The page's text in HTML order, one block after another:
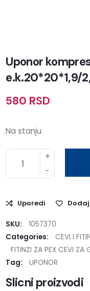
Uponor
e.k.20*20*1,9/
580 RSD
Na stanju
Uporedi
SKU:
1057370
Categories:
CEVI I
FITINZI ZA PEX CEVI ZA
Tag:
UPONOR
Slicni proizvodi